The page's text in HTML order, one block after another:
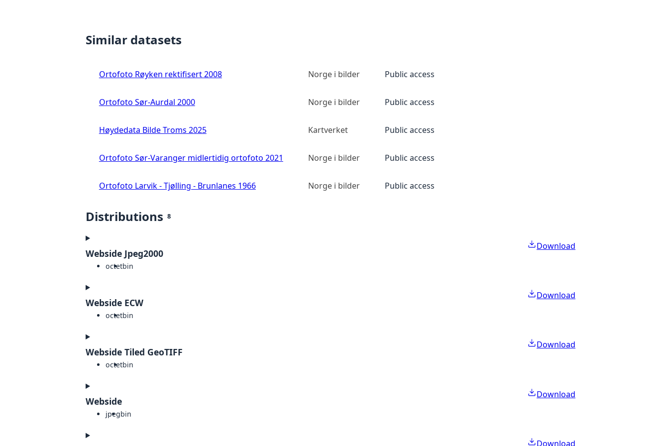
Similar datasets
Ortofoto Røyken rektifisert 2008 Norge i bilder Public access
Ortofoto Sør-Aurdal 2000 Norge i bilder Public access
Høydedata Bilde Troms 2025 Kartverket Public access
Ortofoto Sør-Varanger midlertidig ortofoto 2021 Norge i bilder Public access
Ortofoto Larvik - Tjølling - Brunlanes 1966 Norge i bilder Public access
Distributions 8
Webside Jpeg2000
octetbin
Download
Webside ECW
octetbin
Download
Webside Tiled GeoTIFF
octetbin
Download
Webside
jpegbin
Download
Download